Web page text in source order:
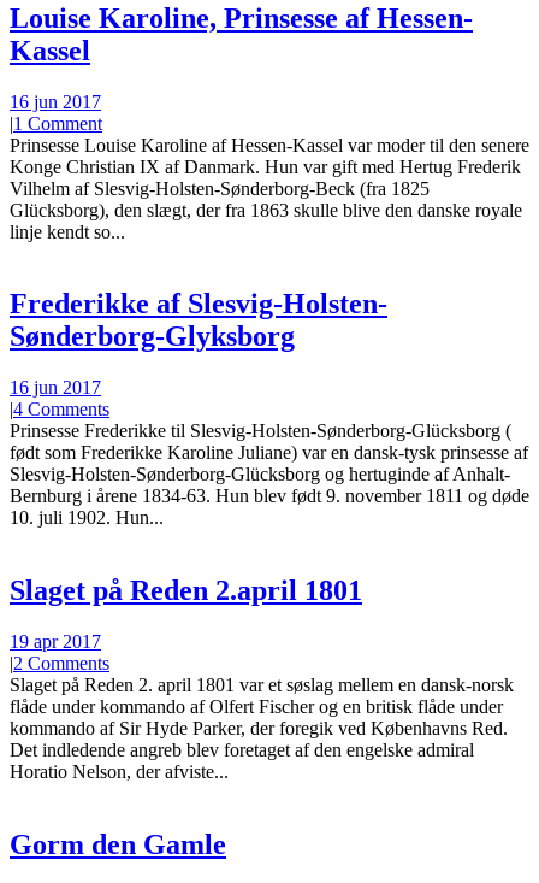
Louise Karoline, Prinsesse af Hessen-
Kassel
16 jun 2017
|1 Comment
Prinsesse Louise Karoline af Hessen-Kassel var moder til den senere
Konge Christian IX af Danmark. Hun var gift med Hertug Frederik
Vilhelm af Slesvig-Holsten-Sønderborg-Beck (fra 1825
Glücksborg), den slægt, der fra 1863 skulle blive den danske royale
linje kendt so...
Frederikke af Slesvig-Holsten-
Sønderborg-Glyksborg
16 jun 2017
|4 Comments
Prinsesse Frederikke til Slesvig-Holsten-Sønderborg-Glücksborg (
født som Frederikke Karoline Juliane) var en dansk-tysk prinsesse af
Slesvig-Holsten-Sønderborg-Glücksborg og hertuginde af Anhalt-
Bernburg i årene 1834-63. Hun blev født 9. november 1811 og døde
10. juli 1902. Hun...
Slaget på Reden 2.april 1801
19 apr 2017
|2 Comments
Slaget på Reden 2. april 1801 var et søslag mellem en dansk-norsk
flåde under kommando af Olfert Fischer og en britisk flåde under
kommando af Sir Hyde Parker, der foregik ved Københavns Red.
Det indledende angreb blev foretaget af den engelske admiral
Horatio Nelson, der afviste...
Gorm den Gamle